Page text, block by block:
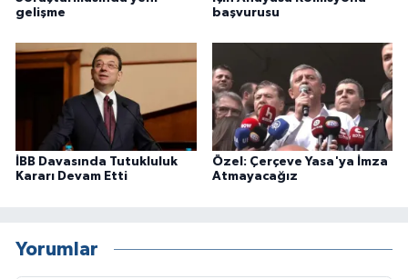
gelişme
başvurusu
İBB Davasında Tutukluluk
Kararı Devam Etti
Özel: Çerçeve Yasa'ya İmza
Atmayacağız
Yorumlar